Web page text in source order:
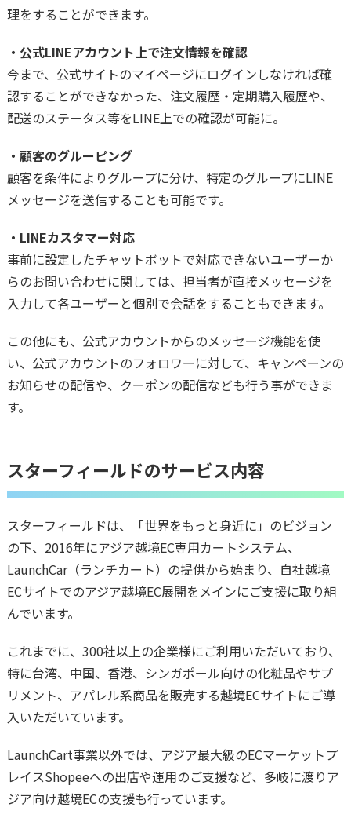
理をすることができます。
・公式LINEアカウント上で注文情報を確認
今まで、公式サイトのマイページにログインしなければ確
認することができなかった、注文履歴・定期購入履歴や、
配送のステータス等をLINE上での確認が可能に。
・顧客のグルーピング
顧客を条件によりグループに分け、特定のグループにLINE
メッセージを送信することも可能です。
・LINEカスタマー対応
事前に設定したチャットボットで対応できないユーザーか
らのお問い合わせに関しては、担当者が直接メッセージを
入力して各ユーザーと個別で会話をすることもできます。
この他にも、公式アカウントからのメッセージ機能を使
い、公式アカウントのフォロワーに対して、キャンペーンの
お知らせの配信や、クーポンの配信なども行う事ができま
す。
スターフィールドのサービス内容
スターフィールドは、「世界をもっと身近に」のビジョン
の下、2016年にアジア越境EC専用カートシステム、
LaunchCar（ランチカート）の提供から始まり、自社越境
ECサイトでのアジア越境EC展開をメインにご支援に取り組
んでいます。
これまでに、300社以上の企業様にご利用いただいており、
特に台湾、中国、香港、シンガポール向けの化粧品やサプ
リメント、アパレル系商品を販売する越境ECサイトにご導
入いただいています。
LaunchCart事業以外では、アジア最大級のECマーケットプ
レイスShopeeへの出店や運用のご支援など、多岐に渡りア
ジア向け越境ECの支援も行っています。